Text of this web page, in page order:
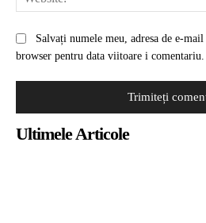
Salvați numele meu, adresa de e-
browser pentru data viitoare i comentariu.
Ultimele Articole